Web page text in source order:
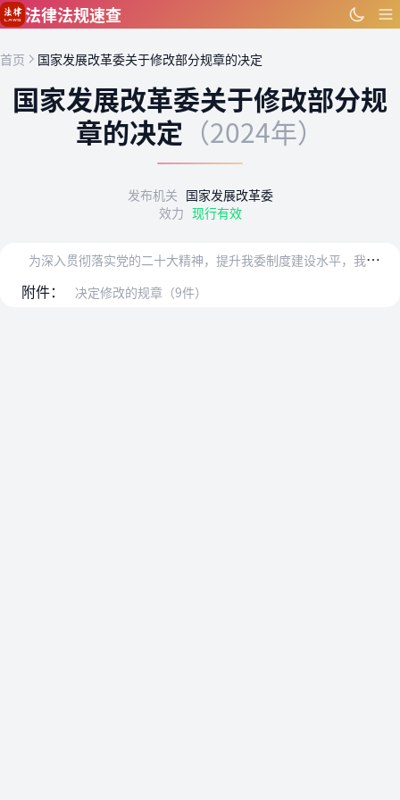
跳到主要内容
法律法规速查
首页 国家发展改革委关于修改部分规章的决定
国家发展改革委关于修改部分规
章的决定 （2024年）
发布机关 国家发展改革委
效力 现行有效
为
深入贯彻落实党的二十大精神，提升我委制度建设水平，我委组织开展了规章清理。经过清理，决定对《电力设施保护条例实施细则》（1999年国家经贸委、公安部令第8号）…
附件：
决定修改的规章（9件）